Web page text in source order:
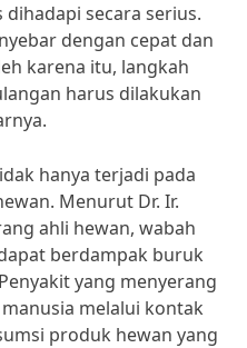
secara serius.
dengan cepat dan
karena itu, langkah
harus dilakukan
hanya terjadi pada
Menurut Dr. Ir.
ahli hewan, wabah
berdampak buruk
yang menyerang
melalui kontak
produk hewan yang